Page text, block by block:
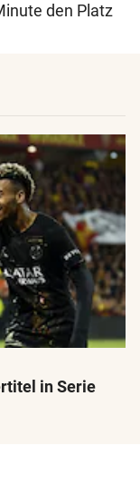
den Platz
in Serie